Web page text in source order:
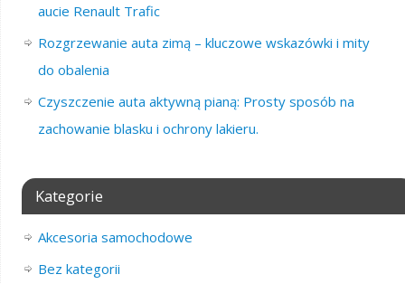
aucie Renault Trafic
Rozgrzewanie auta zimą – kluczowe wskazówki i mity
do obalenia
Czyszczenie auta aktywną pianą: Prosty sposób na
zachowanie blasku i ochrony lakieru.
Kategorie
Akcesoria samochodowe
Bez kategorii